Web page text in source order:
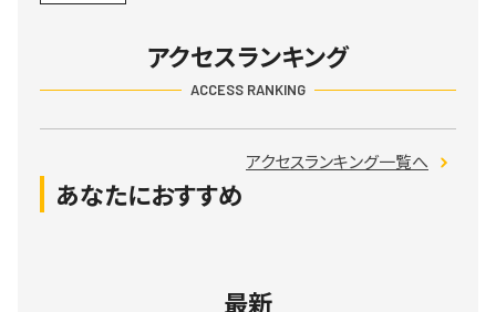
アクセスランキング
ACCESS RANKING
アクセスランキング一覧へ
あなたにおすすめ
最新